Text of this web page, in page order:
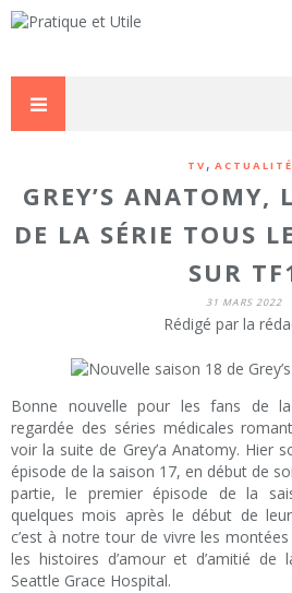
TV ,
GREY’S ANATOMY,
DE LA SÉRIE TOUS
SUR
31 MARS 2022
Rédigé par la
Bonne nouvelle pour les fans de
regardée des séries médicales
voir la suite de Grey’a Anatomy. Hier
épisode de la saison 17, en début de
partie, le premier épisode de la
quelques mois après le début de
c’est à notre tour de vivre les montées
les histoires d’amour et d’amitié de
Seattle Grace Hospital.